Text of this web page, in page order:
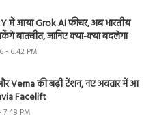
में आया Grok AI फीचर, अब भारतीय
बातचीत, जानिए क्या-क्या बदलेगा
- 6:42 PM
Verna की बढ़ी टेंशन, नए अवतार में आ
Facelift
7:48 PM